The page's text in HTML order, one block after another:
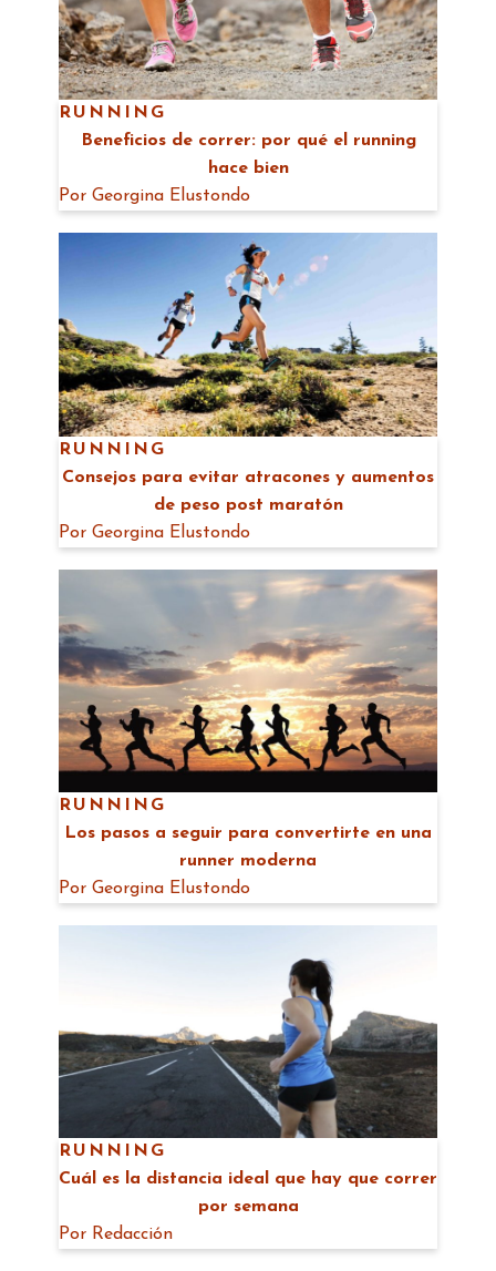
RUNNING
Beneficios de correr: por qué el running
hace bien
Por Georgina Elustondo
RUNNING
Consejos para evitar atracones y aumentos
de peso post maratón
Por Georgina Elustondo
RUNNING
Los pasos a seguir para convertirte en una
runner moderna
Por Georgina Elustondo
RUNNING
Cuál es la distancia ideal que hay que correr
por semana
Por Redacción